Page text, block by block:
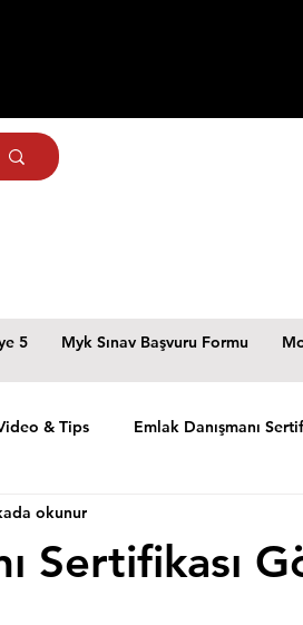
5 Myk Sınav Başvuru Formu
& Tips Emlak Danışmanı
Sertifikası
okunur